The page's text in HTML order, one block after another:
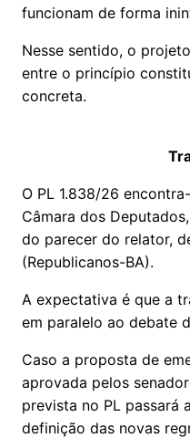
funcionam de forma
Nesse sentido, o
entre o princípio
concreta.
O PL 1.838/26
Câmara dos
do parecer do relator,
(Republicanos-BA).
A expectativa é que a
em paralelo ao debate
Caso a proposta de
aprovada pelos
prevista no PL passará
definição das novas